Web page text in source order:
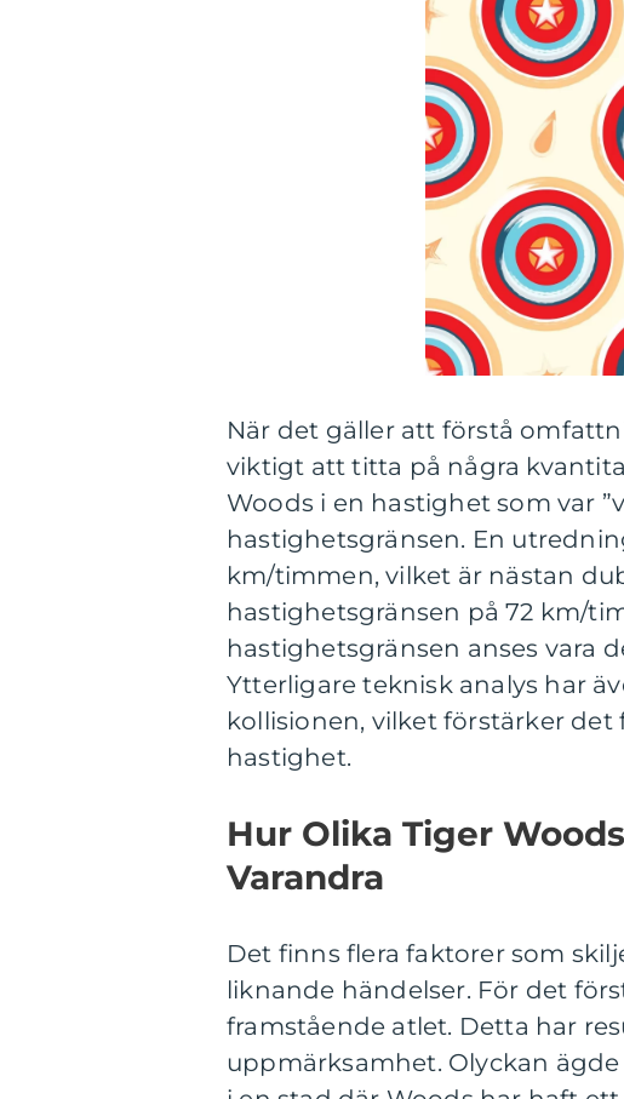
När det gäller att förstå
viktigt att titta på några
Woods i en hastighet som var
hastighetsgränsen. En
km/timmen, vilket är nästan
hastighetsgränsen på 72 km/
hastighetsgränsen anses vara
Ytterligare teknisk analys har
kollisionen, vilket förstärker
hastighet.
Hur Olika Tiger
Varandra
Det finns flera faktorer som
liknande händelser. För det
framstående atlet. Detta har
uppmärksamhet. Olyckan